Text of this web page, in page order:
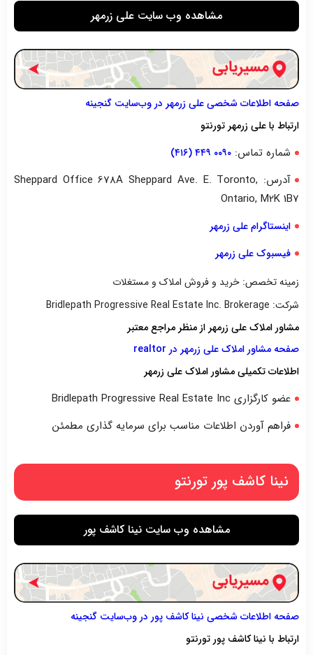
مشاهده وب سایت علی زرمهر
صفحه اطلاعات شخصی علی زرمهر در وب‌سایت گنجینه
ارتباط با علی زرمهر تورنتو
شماره تماس: ۰۰۹۰ ۴۴۹ (۴۱۶)
آدرس: Sheppard Office 678A Sheppard Ave. E. Toronto,
Ontario, M2K 1B7
اینستاگرام علی زرمهر
فیسبوک علی زرمهر
زمینه تخصص: خرید و فروش املاک و مستغلات
شرکت: Bridlepath Progressive Real Estate Inc. Brokerage
مشاور املاک علی زرمهر از منظر مراجع معتبر
صفحه مشاور املاک علی زرمهر در realtor
اطلاعات تکمیلی مشاور املاک علی زرمهر
عضو کارگزاری Bridlepath Progressive Real Estate Inc
فراهم آوردن اطلاعات مناسب برای سرمایه گذاری مطمئن
نینا کاشف پور تورنتو
مشاهده وب سایت نینا کاشف پور
صفحه اطلاعات شخصی نینا کاشف پور در وب‌سایت گنجینه
ارتباط با نینا کاشف پور تورنتو